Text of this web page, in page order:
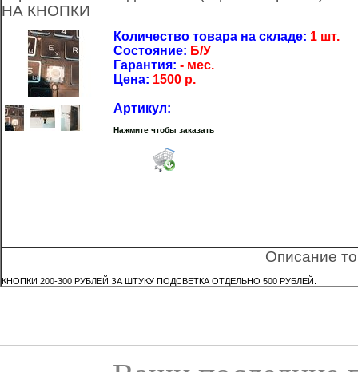
НА КНОПКИ
Количество товара на складе: 1 шт.
Состояние: Б/У
Гарантия: - мес.
Цена: 1500 р.
Артикул:
Нажмите чтобы заказать
Описание
КНОПКИ 200-300 РУБЛЕЙ ЗА ШТУКУ ПОДСВЕТКА ОТДЕЛЬНО 500 РУБЛЕЙ.